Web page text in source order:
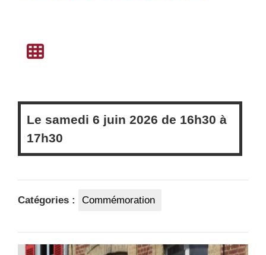
Le samedi 6 juin 2026 de 16h30 à
17h30
Catégories : Commémoration